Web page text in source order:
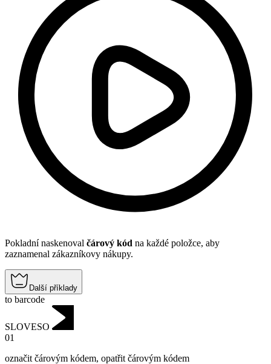
Pokladní naskenoval čárový kód na každé položce, aby
zaznamenal zákazníkovy nákupy.
Další příklady
to barcode
SLOVESO
01
označit čárovým kódem, opatřit čárovým kódem